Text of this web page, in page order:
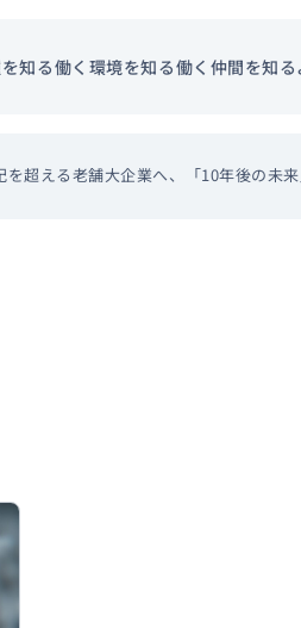
を超える老舗大企業へ、「10年後の未
知る働く環境を知る働く仲間を知る